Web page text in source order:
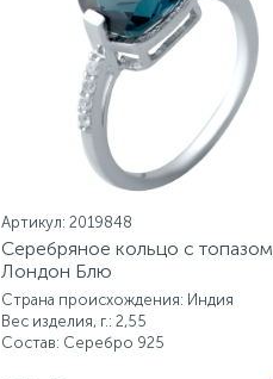
Артикул: 2019848
Серебряное кольцо с топазом
Лондон Блю
Страна происхождения: Индия
Вес изделия, г.: 2,55
Состав: Серебро 925